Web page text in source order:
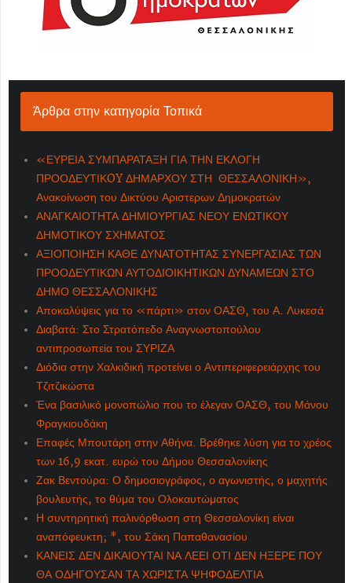
Άρθρα στην κατηγορία Τοπικά
«ΕΥΡΕΙΑ ΣΥΜΠΑΡΑΤΑΞΗ ΓΙΑ ΤΗΝ ΕΚΛΟΓΗ
ΠΡΟΟΔΕΥΤΙΚOY ΔΗΜΑΡΧΟΥ ΣΤΗ ΘΕΣΣΑΛΟΝΙΚΗ»,
Ανακοίνωση του Δικτύου Αριστερων Δημοκρατών
ΑΝΑΓΚΑΙΟΤΗΤΑ ΔΗΜΙΟΥΡΓΙΑΣ ΝΕΟΥ ΕΝΩΤΙΚΟΥ
ΔΗΜΟΤΙΚΟΥ ΣΧΗΜΑΤΟΣ
ΑΞΙΟΠΟΙΗΣΗ ΚΑΘΕ ΔΥΝΑΤΟΤΗΤΑΣ ΣΥΝΕΡΓΑΣΙΑΣ ΤΩΝ
ΠΡΟΟΔΕΥΤΙΚΩΝ ΑΥΤΟΔΙΟΙΚΗΤΙΚΩΝ ΔΥΝΑΜΕΩΝ ΣΤΟ
ΔΗΜΟ ΘΕΣΣΑΛΟΝΙΚΗΣ
Αποκαλύψεις για το «πάρτι» στον ΟΑΣΘ, του Α. Λυκεσά
Διαβατά: Στο Στρατόπεδο Αναγνωστοπούλου
αντιπροσωπεία του ΣΥΡΙΖΑ
Διόδια στην Χαλκιδική προτείνει ο Αντιπεριφερειάρχης του
Τζιτζικώστα
Ένα βασιλικό μονοπώλιο που το έλεγαν ΟΑΣΘ, του Μάνου
Φραγκιουδάκη
Επαφές Μπουτάρη στην Αθήνα. Βρέθηκε λύση για το χρέος
των 16,9 εκατ. ευρώ του Δήμου Θεσσαλονίκης
Ζακ Βεντούρα: Ο δημοσιογράφος, ο αγωνιστής, ο μαχητής
βουλευτής, το θύμα του Ολοκαυτώματος
Η συντηρητική παλινόρθωση στη Θεσσαλονίκη είναι
αναπόφευκτη; *, του Σάκη Παπαθανασίου
ΚΑΝΕΙΣ ΔΕΝ ΔΙΚΑΙΟΥΤΑΙ ΝΑ ΛΕΕΙ ΟΤΙ ΔΕΝ ΗΞΕΡΕ ΠΟΥ
ΘΑ ΟΔΗΓΟΥΣΑΝ ΤΑ ΧΩΡΙΣΤΑ ΨΗΦΟΔΕΛΤΙΑ